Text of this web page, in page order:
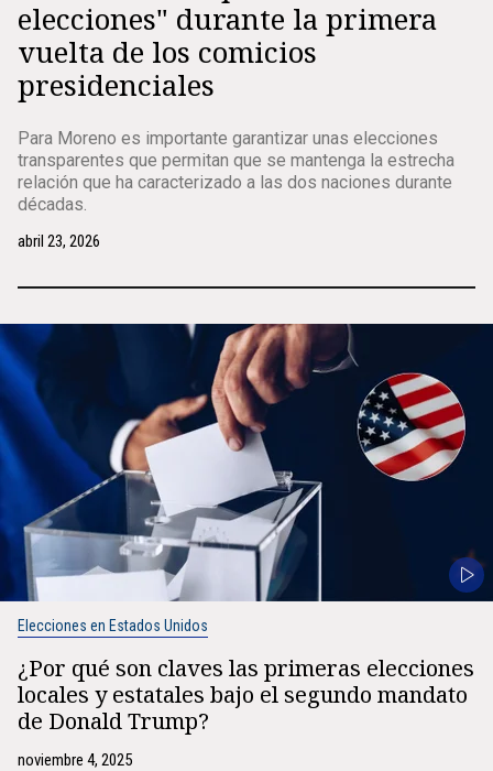
elecciones" durante la primera
vuelta de los comicios
presidenciales
Para Moreno es importante garantizar unas elecciones
transparentes que permitan que se mantenga la estrecha
relación que ha caracterizado a las dos naciones durante
décadas.
abril 23, 2026
Elecciones en Estados Unidos
¿Por qué son claves las primeras elecciones
locales y estatales bajo el segundo mandato
de Donald Trump?
noviembre 4, 2025